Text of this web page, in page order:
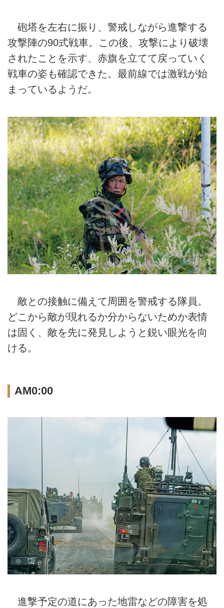
砲塔を左右に振り、警戒しながら進撃する
攻撃陣の90式戦車。この後、攻撃により破壊
されたことを示す、赤旗を立てて戻っていく
戦車の姿も確認できた。最前線では激戦が始
まっているようだ。
敵との接触に備えて周囲を警戒する隊員。
どこから敵が現れるか分からないためか表情
は固く、敵を先に発見しようと鋭い眼光を向
ける。
AM0:00
進撃予定の道にあった地雷などの障害を処